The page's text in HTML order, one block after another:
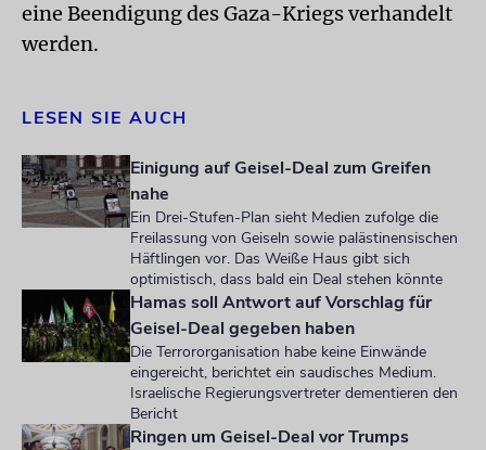
eine Beendigung des Gaza-Kriegs verhandelt
werden.
LESEN SIE AUCH
Einigung auf Geisel-Deal zum Greifen
nahe
Ein Drei-Stufen-Plan sieht Medien zufolge die
Freilassung von Geiseln sowie palästinensischen
Häftlingen vor. Das Weiße Haus gibt sich
optimistisch, dass bald ein Deal stehen könnte
Hamas soll Antwort auf Vorschlag für
Geisel-Deal gegeben haben
Die Terrororganisation habe keine Einwände
eingereicht, berichtet ein saudisches Medium.
Israelische Regierungsvertreter dementieren den
Bericht
Ringen um Geisel-Deal vor Trumps